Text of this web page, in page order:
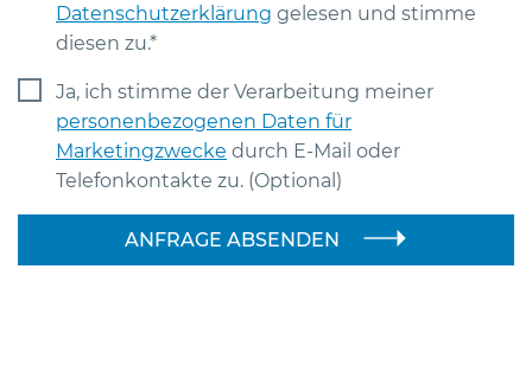
Datenschutzerklärung gelesen und stimme
diesen zu.*
Ja, ich stimme der Verarbeitung meiner
personenbezogenen Daten für
Marketingzwecke durch E-Mail oder
Telefonkontakte zu. (Optional)
ANFRAGE ABSENDEN